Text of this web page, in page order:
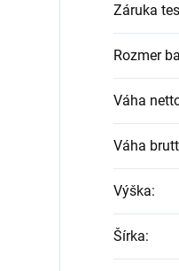
Záruka
Rozmer
Váha
Váha
Výška:
Šírka: